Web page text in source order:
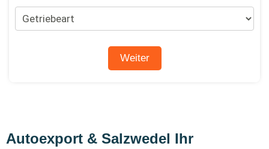
Autoexport & Salzwedel Ihr